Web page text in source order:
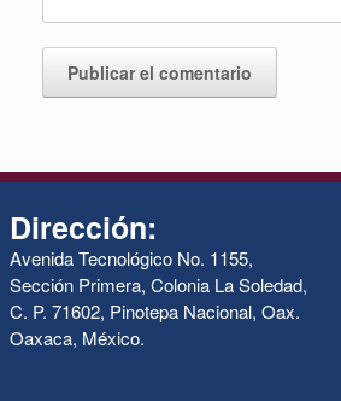
Dirección:
Avenida Tecnológico No. 1155,
Sección Primera, Colonia La Soledad,
C. P. 71602, Pinotepa Nacional, Oax.
Oaxaca, México.